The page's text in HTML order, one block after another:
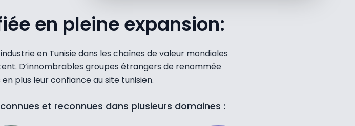
en pleine expansion:
en Tunisie dans les chaînes de valeur mondiales
D’innombrables groupes étrangers de renommée
plus leur confiance au site tunisien.
et reconnues dans plusieurs domaines :